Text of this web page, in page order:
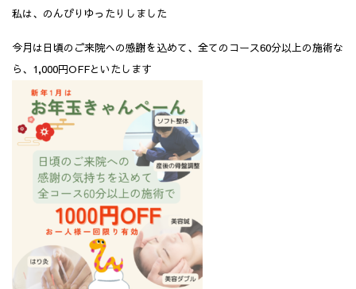
私は、のんびりゆったりしました
今月は日頃のご来院への感謝を込めて、全てのコース60分以上の施術な
ら、1,000円OFFといたします